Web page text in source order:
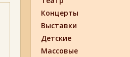
Концерты
Выставки
Детские
Массовые